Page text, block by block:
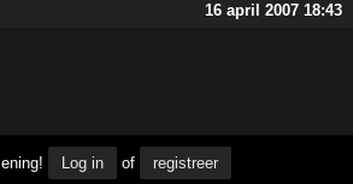
16 april 2007 18:43
Log in of registreer